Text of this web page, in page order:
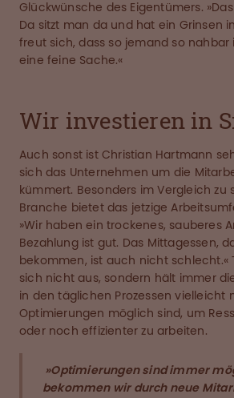
Glückwünsche des Eigentümers.
Da sitzt man da und hat ein Grinsen
freut sich, dass so jemand so nahbar
eine feine Sache.«
Wir investieren in
Auch sonst ist Christian Hartmann
sich das Unternehmen um die
kümmert. Besonders im Vergleich zu
Branche bietet das jetzige
»Wir haben ein trockenes, sauberes
Bezahlung ist gut. Das Mittagessen,
bekommen, ist auch nicht schlecht.«
sich nicht aus, sondern hält immer
in den täglichen Prozessen vielleicht
Optimierungen möglich sind, um
oder noch effizienter zu arbeiten.
»Optimierungen sind immer
bekommen wir durch neue